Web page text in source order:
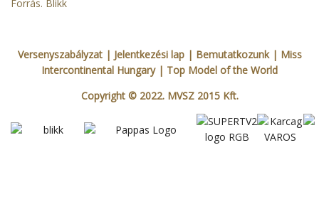
Forrás. Blikk
Versenyszabályzat| Jelentkezési lap | Bemutatkozunk| Miss
Intercontinental Hungary| Top Model of the World
Copyright © 2022. MVSZ 2015 Kft.